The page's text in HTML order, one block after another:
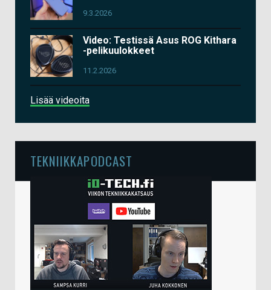
9.3.2026
Video: Testissä Asus ROG Kithara
-pelikuulokkeet
11.2.2026
Lisää videoita
TEKNIIKKAPODCAST